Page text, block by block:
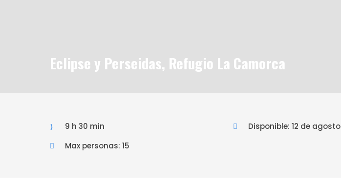
Eclipse y Perseidas, Refugio La Camorca
9 h 30 min
Disponible: 12 de agosto
Max personas: 15